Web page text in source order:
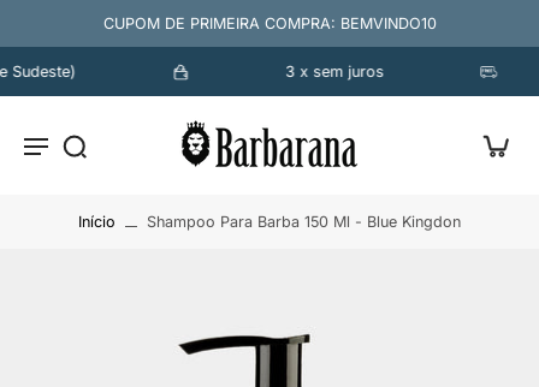
CUPOM DE PRIMEIRA COMPRA: BEMVINDO10
3 x sem juros
Início Shampoo Para Barba 150 Ml - Blue Kingdon